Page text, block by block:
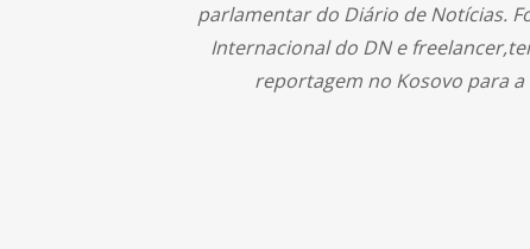
parlamentar do Diário de Notícias.
Internacional do DN e
reportagem no Kosovo para a